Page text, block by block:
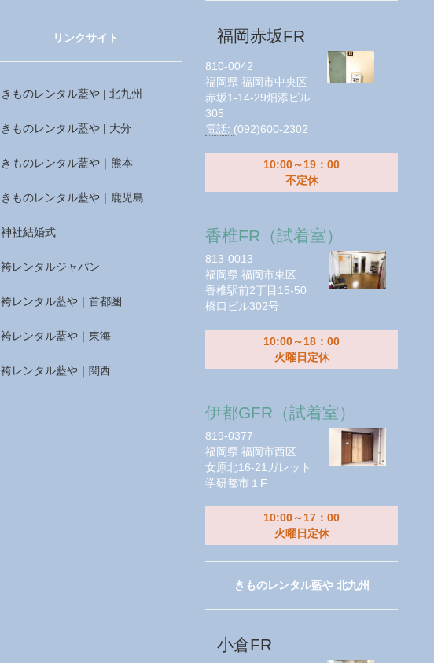
リンクサイト
きものレンタル藍や | 北九州
きものレンタル藍や | 大分
きものレンタル藍や｜熊本
きものレンタル藍や｜鹿児島
神社結婚式
袴レンタルジャパン
袴レンタル藍や｜首都圏
袴レンタル藍や｜東海
袴レンタル藍や｜関西
福岡赤坂FR
810-0042
福岡県 福岡市中央区
赤坂1-14-29畑添ビル
305
電話: (092)600-2302
10:00～19：00
不定休
香椎FR（試着室）
813-0013
福岡県 福岡市東区
香椎駅前2丁目15-50
橋口ビル302号
10:00～18：00
火曜日定休
伊都GFR（試着室）
819-0377
福岡県 福岡市西区
女原北16-21ガレット
学研都市１F
10:00～17：00
火曜日定休
きものレンタル藍や 北九州
小倉FR